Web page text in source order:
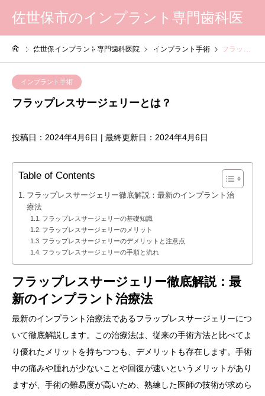
佐世保市のインプラント専門歯科医
院|スマイルライン歯科
佐世保インプラント専門歯科医院 インプラント手術 フラップレスサージェリーとは？
インプラント手術
フラップレスサージェリーとは？
投稿日：2024年4月6日 | 最終更新日：2024年4月6日
Table of Contents
フラップレスサージェリー徹底解説：最新のインプラント治
療法
フラップレスサージェリーの基礎知識
フラップレスサージェリーのメリット
フラップレスサージェリーのデメリットと注意点
フラップレスサージェリーの手順と流れ
フラップレスサージェリー徹底解説：最
新のインプラント治療法
最新のインプラント治療法であるフラップレスサージェリーにつ
いて徹底解説します。この治療法は、従来の手術方法と比べてよ
り優れたメリットを持ちつつも、デメリットも存在します。手術
中の痛みや腫れが少ないことや回復が速いというメリットがあり
ますが、手術の難易度が高いため、熟練した医師の技術が求めら